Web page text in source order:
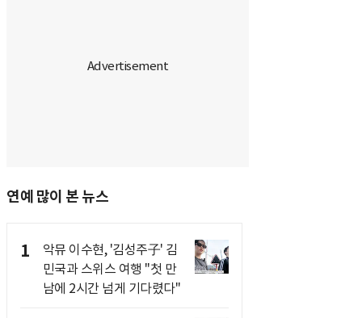
연예 많이 본 뉴스
1
악뮤 이수현, '김성주子' 김
민국과 스위스 여행 "첫 만
남에 2시간 넘게 기다렸다"